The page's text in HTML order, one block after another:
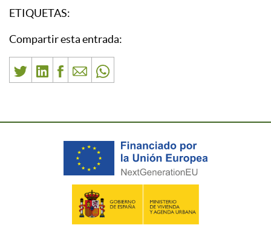
ETIQUETAS:
Compartir esta entrada: